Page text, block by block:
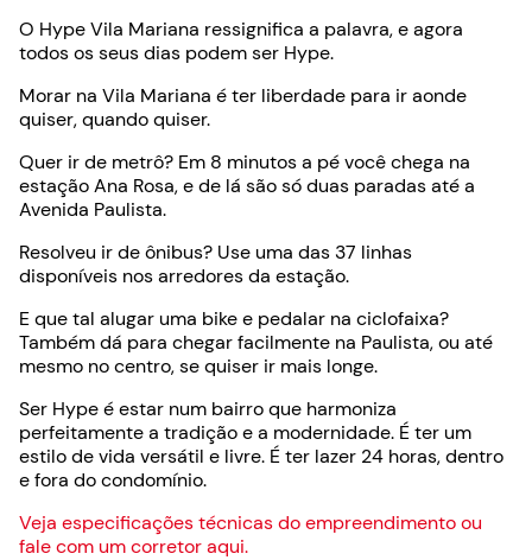
O Hype Vila Mariana ressignifica a palavra, e agora
todos os seus dias podem ser Hype.
Morar na Vila Mariana é ter liberdade para ir aonde
quiser, quando quiser.
Quer ir de metrô? Em 8 minutos a pé você chega na
estação Ana Rosa, e de lá são só duas paradas até a
Avenida Paulista.
Resolveu ir de ônibus? Use uma das 37 linhas
disponíveis nos arredores da estação.
E que tal alugar uma bike e pedalar na ciclofaixa?
Também dá para chegar facilmente na Paulista, ou até
mesmo no centro, se quiser ir mais longe.
Ser Hype é estar num bairro que harmoniza
perfeitamente a tradição e a modernidade. É ter um
estilo de vida versátil e livre. É ter lazer 24 horas, dentro
e fora do condomínio.
Veja especificações técnicas do empreendimento ou
fale com um corretor aqui.